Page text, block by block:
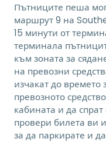
Пътниците пеша
маршрут 9 на
15 минути от
терминала
към зоната за
на превозни
изчакат до времето
превозното
кабината и да
провери билета ви
за да паркирате и